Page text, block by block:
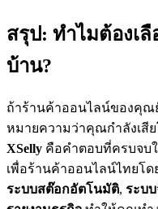
สรุป: ทำไมต้องเลื
บ้าน?
ถ้าร้านค้าออนไลน์ของคุณ
หมายความว่าคุณกำลังเสีย
XSelly คือคำตอบที่ครบจบ
เพื่อร้านค้าออนไลน์ไทยโด
ระบบสต๊อกอัตโนมัติ, ระบ